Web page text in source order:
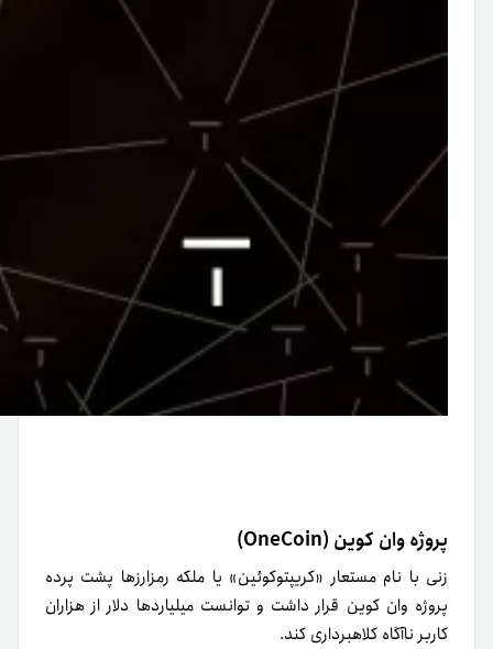
پروژه وان کوین (OneCoin)
زنی با نام مستعار «کریپتوکوئین» یا ملکه رمزارزها پشت پرده
پروژه وان کوین قرار داشت و توانست میلیاردها دلار از هزاران
کاربر ناآگاه کلاهبرداری کند.